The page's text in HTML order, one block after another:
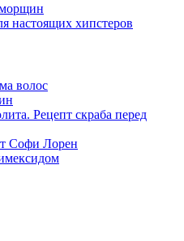
настоящих хипстеров
волос
Рецепт скраба перед
Софи Лорен